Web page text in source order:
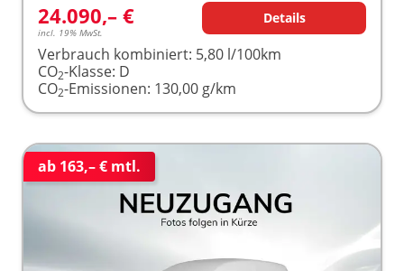
24.090,– €
incl. 19% MwSt.
Details
Verbrauch kombiniert: 5,80 l/100km
CO2-Klasse: D
CO2-Emissionen: 130,00 g/km
ab 163,– € mtl.